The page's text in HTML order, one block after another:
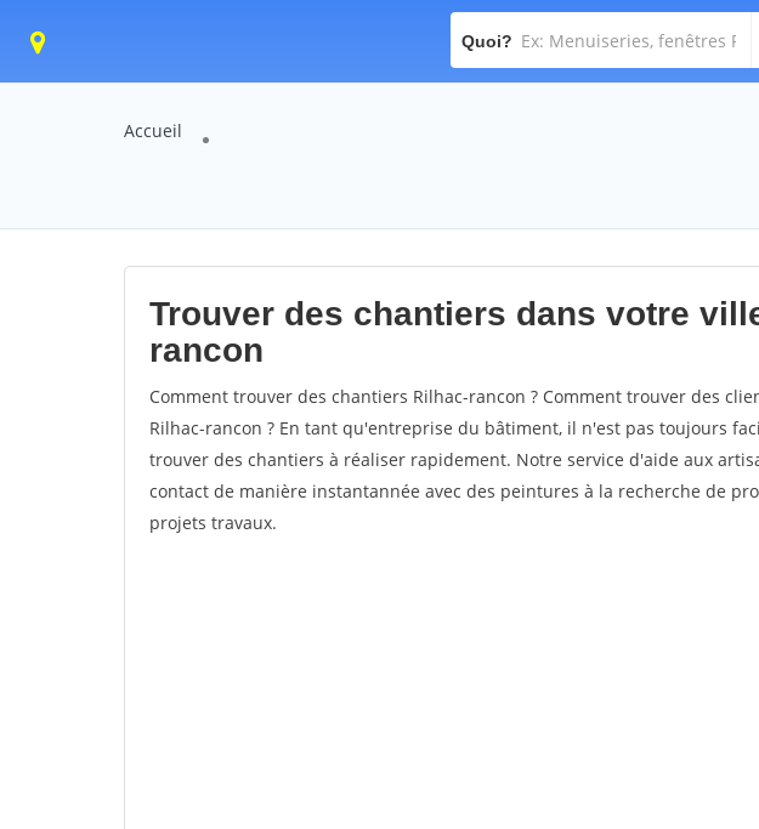
Quoi?
Accueil
Trouver des chantiers dans votre
rancon
Comment trouver des chantiers Rilhac-rancon ? Comment trouver des
Rilhac-rancon ? En tant qu'entreprise du bâtiment, il n'est pas toujours
trouver des chantiers à réaliser rapidement. Notre service d'aide aux
contact de manière instantannée avec des peintures à la recherche de
projets travaux.